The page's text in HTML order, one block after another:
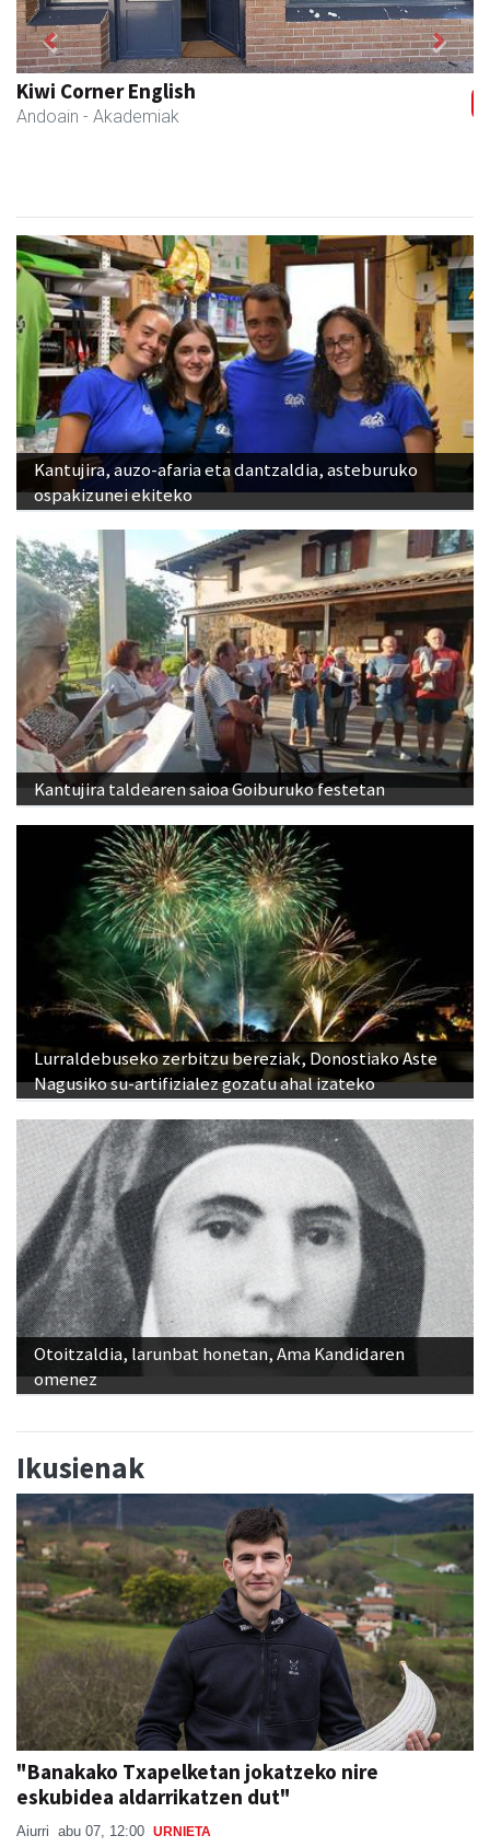
Kiwi Corner English
Andoain - Akademiak
Previous Next
Kantujira, auzo-afaria eta dantzaldia, asteburuko
ospakizunei ekiteko
Kantujira taldearen saioa Goiburuko festetan
Lurraldebuseko zerbitzu bereziak, Donostiako Aste
Nagusiko su-artifizialez gozatu ahal izateko
Otoitzaldia, larunbat honetan, Ama Kandidaren
omenez
Ikusienak
"Banakako Txapelketan jokatzeko nire
eskubidea aldarrikatzen dut"
Aiurri abu 07, 12:00 URNIETA